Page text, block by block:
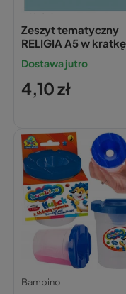
Interdruk
Zeszyt tematyczny
RELIGIA A5 w
kartki INTERDRUK
Dostawa jutro
4,10 zł
Bambino